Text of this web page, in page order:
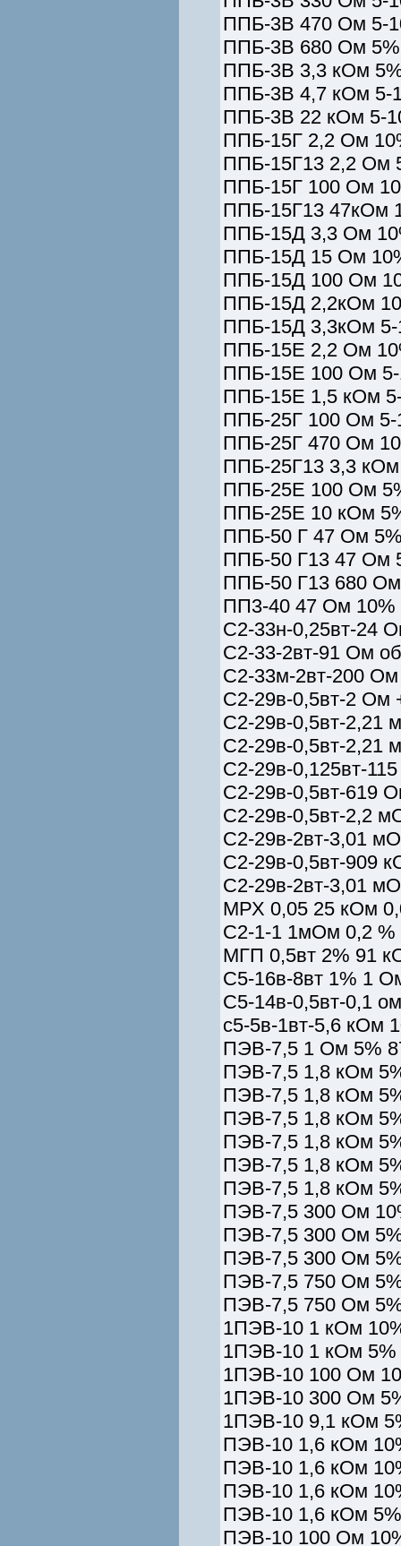
ППБ-3В 470 Ом 5-
ППБ-3В 680 Ом 5%
ППБ-3В 3,3 кОм
ППБ-3В 4,7 кОм 5-
ППБ-3В 22 кОм 5-
ППБ-15Г 2,2 Ом
ППБ-15Г13 2,2 Ом
ППБ-15Г 100 Ом
ППБ-15Г13 47кОм
ППБ-15Д 3,3 Ом
ППБ-15Д 15 Ом
ППБ-15Д 100 Ом
ППБ-15Д 2,2кОм
ППБ-15Д 3,3кОм 5-
ППБ-15Е 2,2 Ом
ППБ-15Е 100 Ом 5-
ППБ-15Е 1,5 кОм
ППБ-25Г 100 Ом 5-
ППБ-25Г 470 Ом
ППБ-25Г13 3,3 кОм
ППБ-25Е 100 Ом
ППБ-25Е 10 кОм
ППБ-50 Г 47 Ом
ППБ-50 Г13 47 Ом
ППБ-50 Г13 680
ПП3-40 47 Ом 10%
С2-33н-0,25вт-24
С2-33-2вт-91 Ом
С2-33м-2вт-200 Ом
С2-29в-0,5вт-2 Ом
С2-29в-0,5вт-2,21
С2-29в-0,5вт-2,21
С2-29в-0,125вт-
С2-29в-0,5вт-619
С2-29в-0,5вт-2,2
С2-29в-2вт-3,01
С2-29в-0,5вт-909
С2-29в-2вт-3,01
МРХ 0,05 25 кОм
С2-1-1 1мОм 0,2 %
МГП 0,5вт 2% 91
С5-16в-8вт 1% 1
С5-14в-0,5вт-0,1
с5-5в-1вт-5,6 кОм
ПЭВ-7,5 1 Ом 5%
ПЭВ-7,5 1,8 кОм
ПЭВ-7,5 1,8 кОм
ПЭВ-7,5 1,8 кОм
ПЭВ-7,5 1,8 кОм
ПЭВ-7,5 1,8 кОм
ПЭВ-7,5 1,8 кОм
ПЭВ-7,5 300 Ом
ПЭВ-7,5 300 Ом
ПЭВ-7,5 300 Ом
ПЭВ-7,5 750 Ом
ПЭВ-7,5 750 Ом
1ПЭВ-10 1 кОм
1ПЭВ-10 1 кОм 5%
1ПЭВ-10 100 Ом
1ПЭВ-10 300 Ом
1ПЭВ-10 9,1 кОм
ПЭВ-10 1,6 кОм
ПЭВ-10 1,6 кОм
ПЭВ-10 1,6 кОм
ПЭВ-10 1,6 кОм
ПЭВ-10 100 Ом